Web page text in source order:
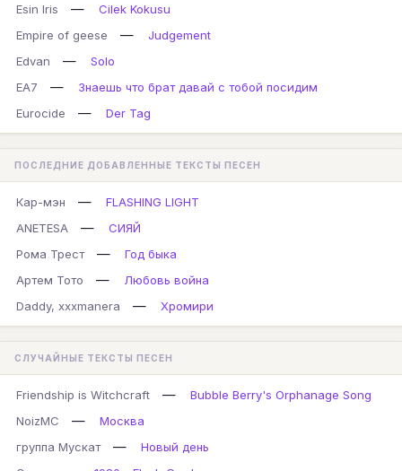
Esin Iris
—
Cilek Kokusu
Empire of geese
—
Judgement
Edvan
—
Solo
EA7
—
Знаешь что брат давай с тобой посидим
Eurocide
— Der Tag
ПОСЛЕДНИЕ ДОБАВЛЕННЫЕ ТЕКСТЫ ПЕСЕН
Кар-мэн —
FLASHING LIGHT
ANETESA
—
СИЯЙ
Рома Трест
—
Год быка
Артем Тото
—
Любовь война
Daddy, xxxmanera
— Хромири
СЛУЧАЙНЫЕ ТЕКСТЫ ПЕСЕН
Friendship is Witchcraft —
Bubble Berry's Orphanage Song
NoizMC
—
Москва
группа Мускат
—
Новый день